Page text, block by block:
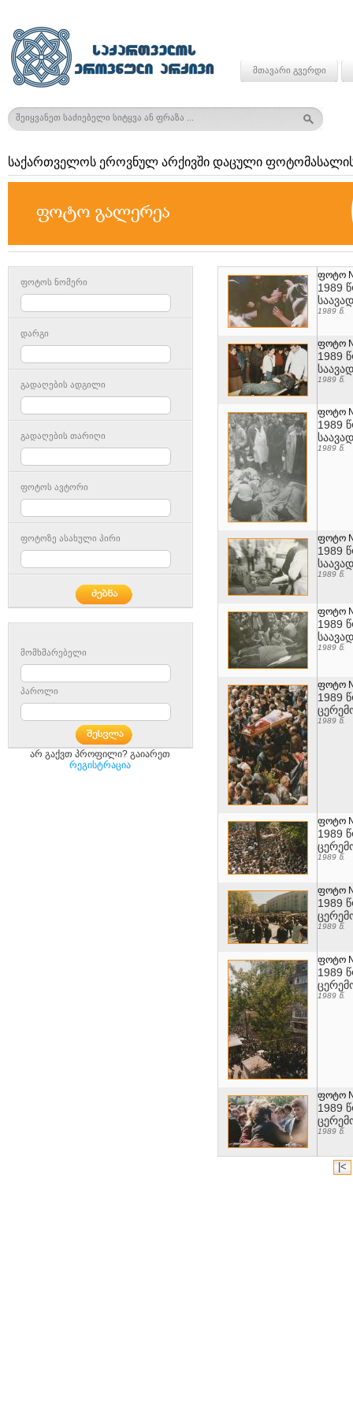
მთავარი გვერდი
საქართველოს ეროვნულ არქივში დაცული
ფოტოს ნომერი
დარგი
გადაღების ადგილი
გადაღების თარიღი
ფოტოს ავტორი
ფოტოზე ასახული პირი
მომხმარებელი
პაროლი
არ გაქვთ პროფილი? გაიარეთ
რეგისტრაცია
ფოტო
1989
1989 წ.
ფოტო
1989
1989 წ.
ფოტო
1989
1989 წ.
ფოტო
1989
1989 წ.
ფოტო
1989
1989 წ.
ფოტო
1989
1989 წ.
ფოტო
1989
1989 წ.
ფოტო
1989
1989 წ.
ფოტო
1989
1989 წ.
ფოტო
1989
1989 წ.
|<